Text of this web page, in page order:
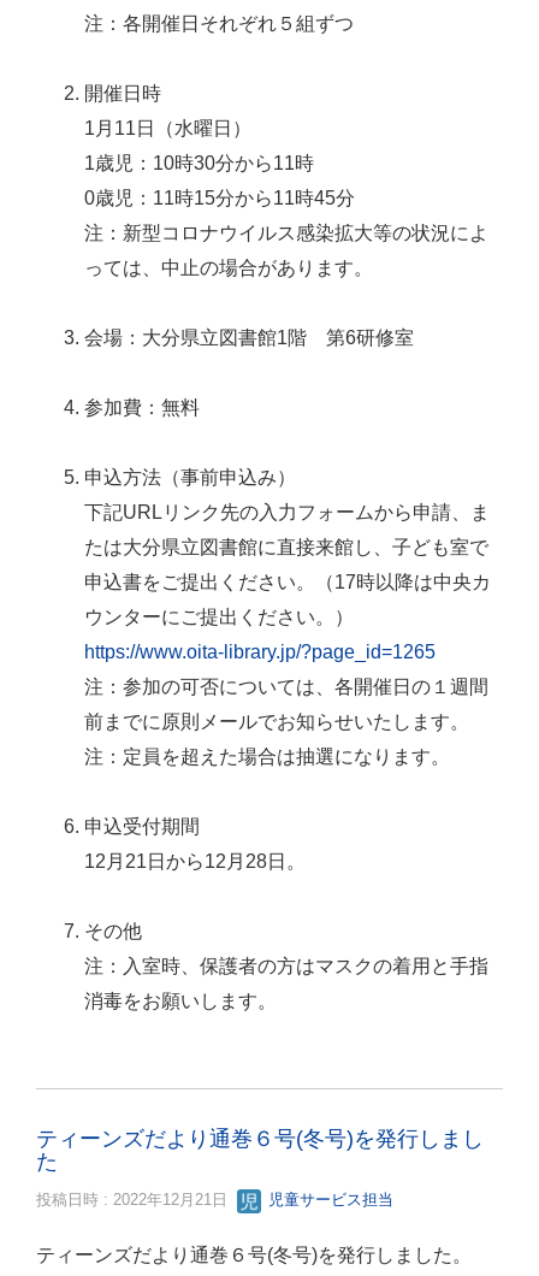
注：各開催日それぞれ５組ずつ
開催日時
1月11日（水曜日）
1歳児：10時30分から11時
0歳児：11時15分から11時45分
注：新型コロナウイルス感染拡大等の状況によ
っては、中止の場合があります。
会場：大分県立図書館1階 第6研修室
参加費：無料
申込方法（事前申込み）
下記URLリンク先の入力フォームから申請、ま
たは大分県立図書館に直接来館し、子ども室で
申込書をご提出ください。（17時以降は中央カ
ウンターにご提出ください。）
https://www.oita-library.jp/?page_id=1265
注：参加の可否については、各開催日の１週間
前までに原則メールでお知らせいたします。
注：定員を超えた場合は抽選になります。
申込受付期間
12月21日から12月28日。
その他
注：入室時、保護者の方はマスクの着用と手指
消毒をお願いします。
ティーンズだより通巻６号(冬号)を発行しまし
た
投稿日時 : 2022年12月21日 児童サービス担当
ティーンズだより通巻６号(冬号)を発行しました。